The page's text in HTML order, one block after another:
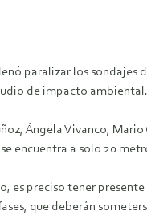
paralizar los sondajes
de impacto ambiental.
Ángela Vivanco,
encuentra a solo 20
preciso tener presente
que deberán